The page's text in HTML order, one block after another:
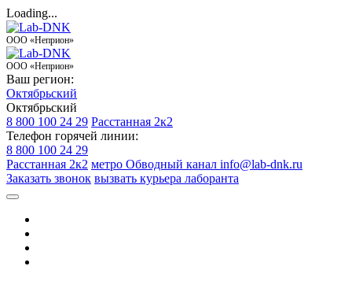
Loading...
ООО «Неприон»
ООО «Неприон»
Ваш регион:
Октябрьский
Октябрьский
8 800 100 24 29 Расстанная 2к2
Телефон горячей линии:
8 800 100 24 29
Расстанная 2к2 метро Обводный канал info@lab-dnk.ru
Заказать звонок вызвать курьера лаборанта